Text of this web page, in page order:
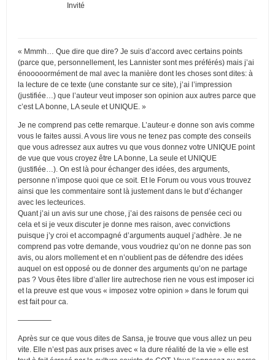
Invité
« Mmmh… Que dire que dire? Je suis d’accord avec certains points
(parce que, personnellement, les Lannister sont mes préférés) mais j’ai
énooooormément de mal avec la manière dont les choses sont dites: à
la lecture de ce texte (une constante sur ce site), j’ai l’impression
(justifiée…) que l’auteur veut imposer son opinion aux autres parce que
c’est LA bonne, LA seule et UNIQUE. »
Je ne comprend pas cette remarque. L’auteur·e donne son avis comme
vous le faites aussi. A vous lire vous ne tenez pas compte des conseils
que vous adressez aux autres vu que vous donnez votre UNIQUE point
de vue que vous croyez être LA bonne, La seule et UNIQUE
(justifiée…). On est là pour échanger des idées, des arguments,
personne n’impose quoi que ce soit. Et le Forum ou vous vous trouvez
ainsi que les commentaire sont là justement dans le but d’échanger
avec les lecteurices.
Quant j’ai un avis sur une chose, j’ai des raisons de pensée ceci ou
cela et si je veux discuter je donne mes raison, avec convictions
puisque j’y croi et accompagné d’arguments auquel j’adhère. Je ne
comprend pas votre demande, vous voudriez qu’on ne donne pas son
avis, ou alors mollement et en n’oublient pas de défendre des idées
auquel on est opposé ou de donner des arguments qu’on ne partage
pas ? Vous êtes libre d’aller lire autrechose rien ne vous est imposer ici
et la preuve est que vous « imposez votre opinion » dans le forum qui
est fait pour ca.
————–
Après sur ce que vous dites de Sansa, je trouve que vous allez un peu
vite. Elle n’est pas aux prises avec « la dure réalité de la vie » elle est